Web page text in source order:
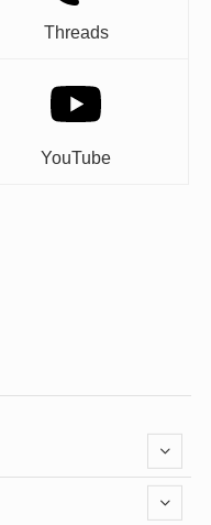
Threads
YouTube